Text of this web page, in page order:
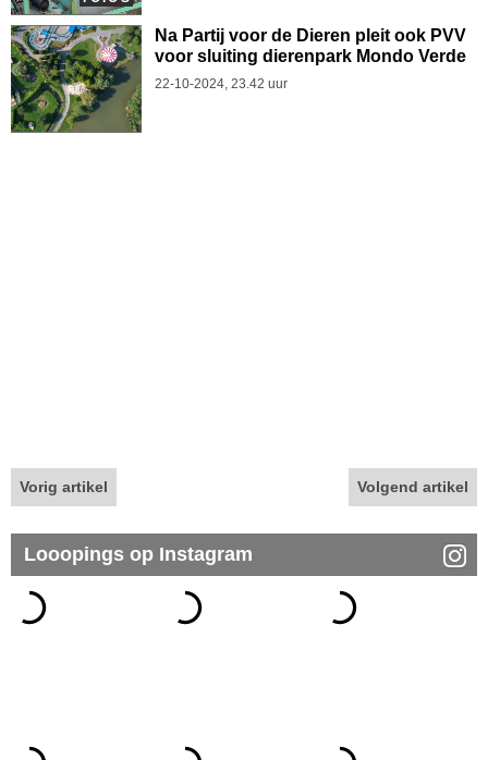
Na Partij voor de Dieren pleit ook PVV
voor sluiting dierenpark Mondo Verde
22-10-2024, 23.42 uur
Vorig artikel Volgend artikel
Looopings op Instagram